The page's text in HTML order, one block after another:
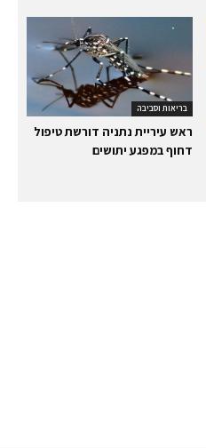
בריאות וסביבה
ראש עיריית נתניה דורשת טיפול
דחוף במפגע יתושים